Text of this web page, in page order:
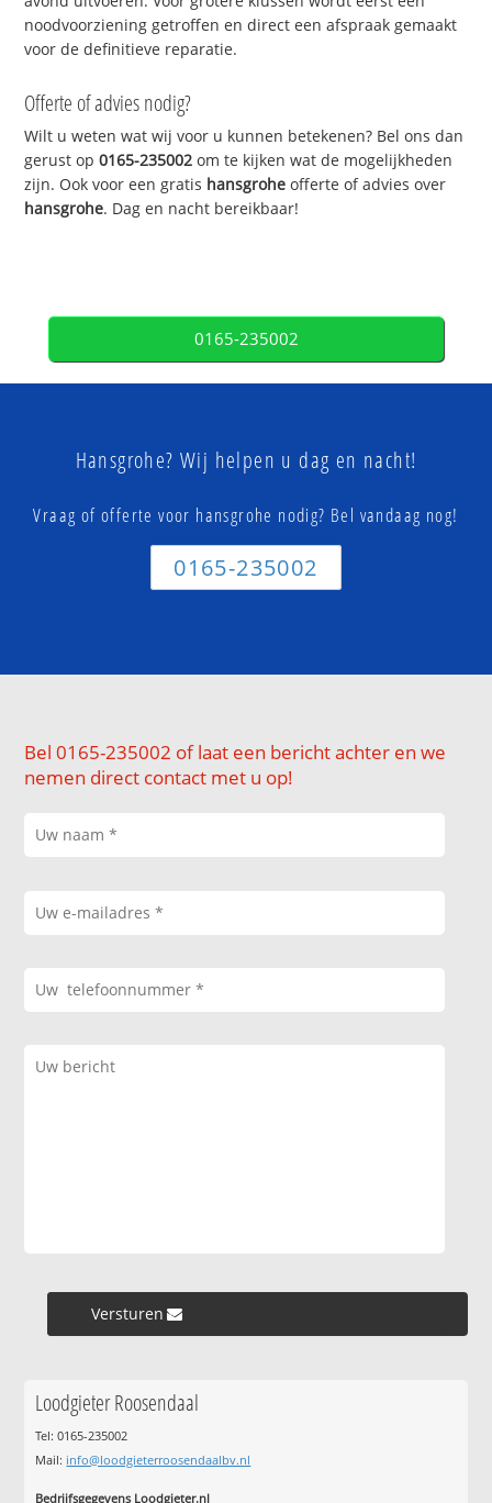
noodvoorziening getroffen en direct een afspraak gemaakt
voor de definitieve reparatie.
Offerte of advies nodig?
Wilt u weten wat wij voor u kunnen betekenen? Bel ons dan
gerust op0165-235002 om te kijken wat de mogelijkheden
zijn. Ook voor een gratis hansgrohe offerte of advies over
hansgrohe. Dag en nacht bereikbaar!
0165-235002
Hansgrohe? Wij helpen u dag en nacht!
Vraag of offerte voor hansgrohe nodig? Bel vandaag nog!
0165-235002
Bel 0165-235002 of laat een bericht achter en we
nemen direct contact met u op!
Versturen »
Loodgieter Roosendaal
Tel: 0165-235002
Mail: info@loodgieterroosendaalbv.nl
Bedrijfsgegevens Loodgieter.nl